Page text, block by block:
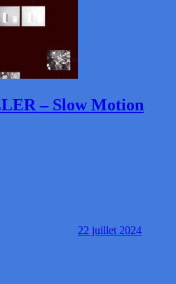
– Slow Motion
22 juillet 2024